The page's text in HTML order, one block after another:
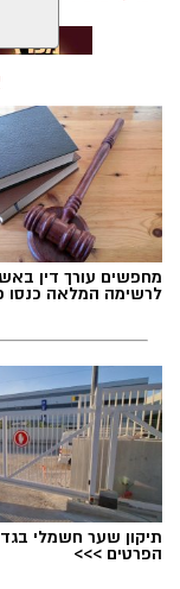
תגים:בוי ג'ורג'
בוי ג'ורג'
למילים וצפו
מחפשים עורך דין
לרשימה המלאה כנסו
תיקון שער חשמלי
הפרטים >>>